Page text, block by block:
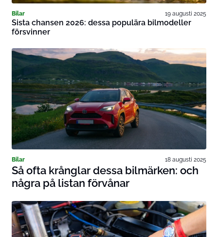
Bilar 19 augusti 2025
Sista chansen 2026: dessa populära bilmodeller
försvinner
Bilar 18 augusti 2025
Så ofta krånglar dessa bilmärken: och
några på listan förvånar